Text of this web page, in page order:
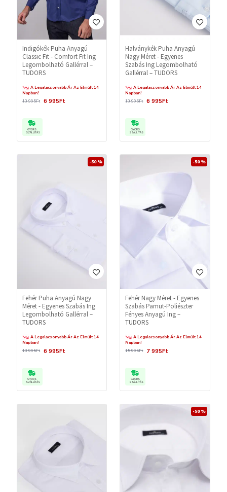
Indigókék Puha Anyagú
Classic Fit - Comfort Fit Ing
Legombolható Gallérral –
TUDORS
A Legalacsonyabb Ár Az Elmúlt 14
Napban!
6 995Ft
13 995Ft
GYORS
SZÁLLÍTÁS
Halványkék Puha Anyagú
Nagy Méret - Egyenes
Szabás Ing Legombolható
Gallérral – TUDORS
A Legalacsonyabb Ár Az Elmúlt 14
Napban!
6 995Ft
13 995Ft
GYORS
SZÁLLÍTÁS
-50 %
Fehér Puha Anyagú Nagy
Méret - Egyenes Szabás Ing
Legombolható Gallérral –
TUDORS
A Legalacsonyabb Ár Az Elmúlt 14
Napban!
6 995Ft
13 995Ft
GYORS
SZÁLLÍTÁS
-50 %
Fehér Nagy Méret - Egyenes
Szabás Pamut-Poliészter
Fényes Anyagú Ing –
TUDORS
A Legalacsonyabb Ár Az Elmúlt 14
Napban!
7 995Ft
15 995Ft
GYORS
SZÁLLÍTÁS
-50 %